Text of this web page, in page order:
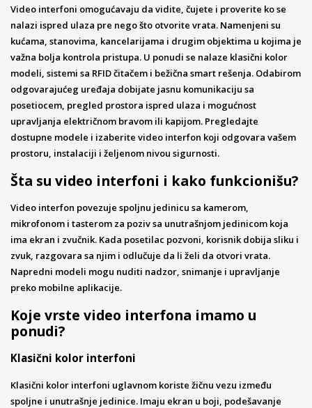
Video interfoni omogućavaju da vidite, čujete i proverite ko se
nalazi ispred ulaza pre nego što otvorite vrata. Namenjeni su
kućama, stanovima, kancelarijama i drugim objektima u kojima je
važna bolja kontrola pristupa. U ponudi se nalaze klasični kolor
modeli, sistemi sa RFID čitačem i bežična smart rešenja. Odabirom
odgovarajućeg uređaja dobijate jasnu komunikaciju sa
posetiocem, pregled prostora ispred ulaza i mogućnost
upravljanja električnom bravom ili kapijom. Pregledajte
dostupne modele i izaberite video interfon koji odgovara vašem
prostoru, instalaciji i željenom nivou sigurnosti.
Šta su video interfoni i kako funkcionišu?
Video interfon povezuje spoljnu jedinicu sa kamerom,
mikrofonom i tasterom za poziv sa unutrašnjom jedinicom koja
ima ekran i zvučnik. Kada posetilac pozvoni, korisnik dobija sliku i
zvuk, razgovara sa njim i odlučuje da li želi da otvori vrata.
Napredni modeli mogu nuditi nadzor, snimanje i upravljanje
preko mobilne aplikacije.
Koje vrste video interfona imamo u
ponudi?
Klasični kolor interfoni
Klasični kolor interfoni uglavnom koriste žičnu vezu između
spoljne i unutrašnje jedinice. Imaju ekran u boji, podešavanje